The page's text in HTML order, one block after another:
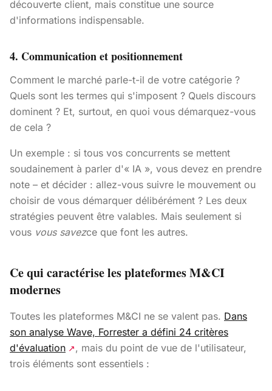
découverte client, mais constitue une source
d'informations indispensable.
4. Communication et positionnement
Comment le marché parle-t-il de votre catégorie ?
Quels sont les termes qui s'imposent ? Quels discours
dominent ? Et, surtout, en quoi vous démarquez-vous
de cela ?
Un exemple : si tous vos concurrents se mettent
soudainement à parler d'« IA », vous devez en prendre
note – et décider : allez-vous suivre le mouvement ou
choisir de vous démarquer délibérément ? Les deux
stratégies peuvent être valables. Mais seulement si
vous vous savezce que font les autres.
Ce qui caractérise les plateformes M&CI
modernes
Toutes les plateformes M&CI ne se valent pas. Dans
son analyse Wave, Forrester a défini 24 critères
d'évaluation ↗, mais du point de vue de l'utilisateur,
trois éléments sont essentiels :